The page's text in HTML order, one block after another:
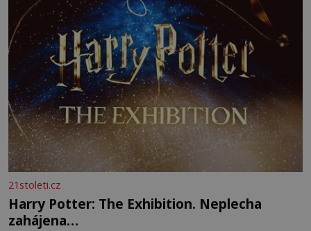
21stoleti.cz
Harry Potter: The Exhibition. Neplecha
zahájena…